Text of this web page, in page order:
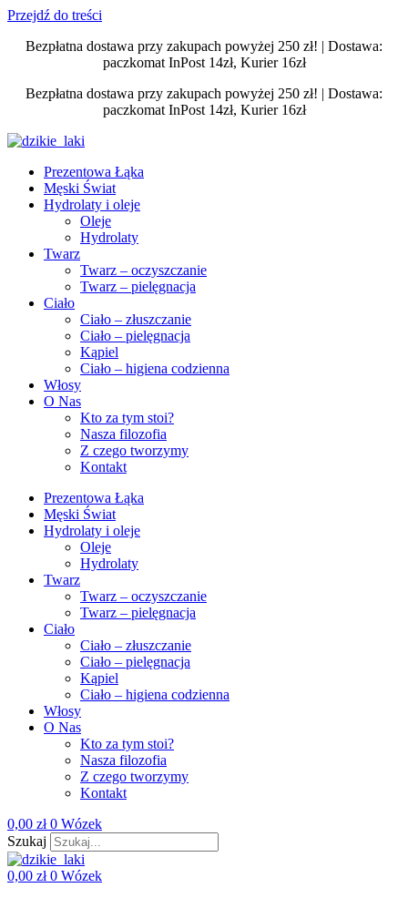
Przejdź do treści
Bezpłatna dostawa przy zakupach powyżej 250 zł! | Dostawa:
paczkomat InPost 14zł, Kurier 16zł
Bezpłatna dostawa przy zakupach powyżej 250 zł! | Dostawa:
paczkomat InPost 14zł, Kurier 16zł
Prezentowa Łąka
Męski Świat
Hydrolaty i oleje
Oleje
Hydrolaty
Twarz
Twarz – oczyszczanie
Twarz – pielęgnacja
Ciało
Ciało – złuszczanie
Ciało – pielęgnacja
Kąpiel
Ciało – higiena codzienna
Włosy
O Nas
Kto za tym stoi?
Nasza filozofia
Z czego tworzymy
Kontakt
Prezentowa Łąka
Męski Świat
Hydrolaty i oleje
Oleje
Hydrolaty
Twarz
Twarz – oczyszczanie
Twarz – pielęgnacja
Ciało
Ciało – złuszczanie
Ciało – pielęgnacja
Kąpiel
Ciało – higiena codzienna
Włosy
O Nas
Kto za tym stoi?
Nasza filozofia
Z czego tworzymy
Kontakt
0,00 zł 0 Wózek
Szukaj
0,00 zł 0 Wózek